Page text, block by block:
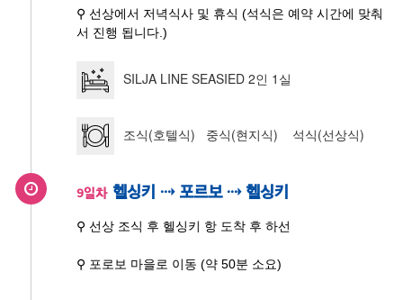
⚲ 선상에서 저녁식사 및 휴식 (석식은 예약 시간에 맞춰
서 진행 됩니다.)
SILJA LINE SEASIED 2인 1실
조식(호텔식) 중식(현지식) 석식(선상식)
9일차 헬싱키 ⇢ 포르보 ⇢ 헬싱키
⚲ 선상 조식 후 헬싱키 항 도착 후 하선
⚲ 포로보 마을로 이동 (약 50분 소요)